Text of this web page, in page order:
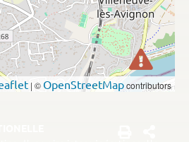
| © OpenStreetMapcontributors